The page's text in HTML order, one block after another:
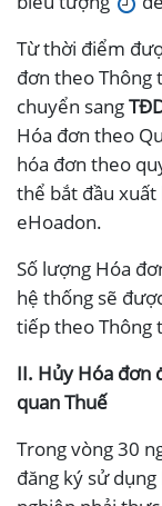
Từ thời điểm
đơn theo Thông
chuyển sang
Hóa đơn theo
hóa đơn theo
thể bắt đầu
eHoadon.
Số lượng Hóa
hệ thống sẽ
tiếp theo Thông
II. Hủy Hóa đơn
quan Thuế
Trong vòng 30
đăng ký sử